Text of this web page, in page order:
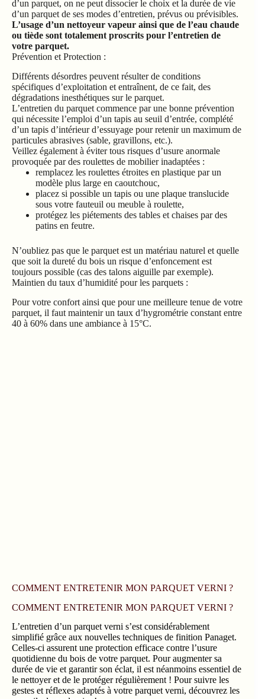
L’usage d’un nettoyeur vapeur ainsi que de l’eau chaude
ou tiède sont totalement proscrits pour l’entretien de
votre parquet.
Prévention et Protection :
Différents désordres peuvent résulter de conditions
dégradations inesthétiques sur le parquet.
L’entretien du parquet commence par une bonne prévention
qui nécessite l’emploi d’un tapis au seuil d’entrée, complété
d’un tapis d’intérieur d’essuyage pour retenir un maximum de
particules abrasives (sable, gravillons, etc.).
Veillez également à éviter tous risques d’usure anormale
provoquée par des roulettes de mobilier inadaptées :
remplacez les roulettes étroites en plastique par un
modèle plus large en caoutchouc,
placez si possible un tapis ou une plaque translucide
sous votre fauteuil ou meuble à roulette,
protégez les piétements des tables et chaises par des
patins en feutre.
N’oubliez pas que le parquet est un matériau naturel et quelle
toujours possible (cas des talons aiguille par exemple).
Maintien du taux d’humidité pour les parquets :
Pour votre confort ainsi que pour une meilleure tenue de votre
40 à 60% dans une ambiance à 15°C.
COMMENT ENTRETENIR MON PARQUET VERNI ?
L’entretien d’un parquet verni s’est considérablement
Celles-ci assurent une protection efficace contre l’usure
quotidienne du bois de votre parquet. Pour augmenter sa
durée de vie et garantir son éclat, il est néanmoins essentiel de
le nettoyer et de le protéger régulièrement ! Pour suivre les
gestes et réflexes adaptés à votre parquet verni, découvrez les
conseils de ce dossier !